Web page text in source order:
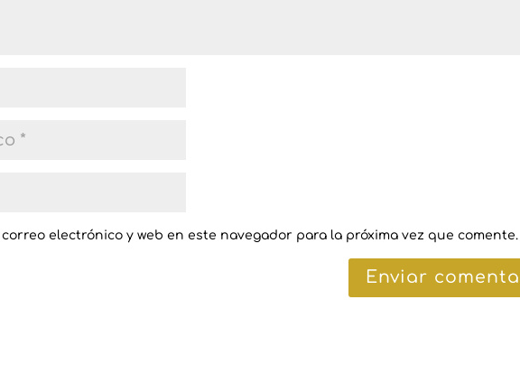
electrónico y web en este navegador para la próxima vez que comente.